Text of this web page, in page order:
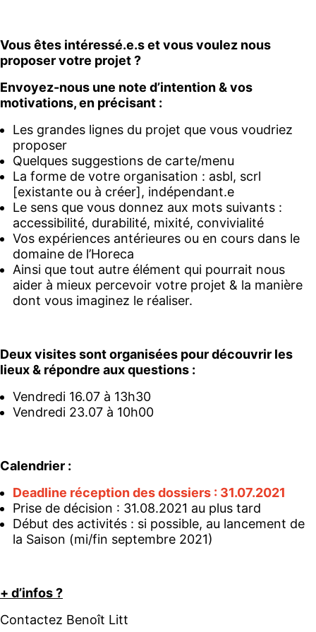
Vous êtes intéressé.e.s et vous voulez nous
proposer votre projet ?
Envoyez-nous une note d’intention & vos
motivations, en précisant :
Les grandes lignes du projet que vous voudriez
proposer
Quelques suggestions de carte/menu
La forme de votre organisation : asbl, scrl
[existante ou à créer], indépendant.e
Le sens que vous donnez aux mots suivants :
accessibilité, durabilité, mixité, convivialité
Vos expériences antérieures ou en cours dans le
domaine de l’Horeca
Ainsi que tout autre élément qui pourrait nous
aider à mieux percevoir votre projet & la manière
dont vous imaginez le réaliser.
Deux visites sont organisées pour découvrir les
lieux & répondre aux questions :
Vendredi 16.07 à 13h30
Vendredi 23.07 à 10h00
Calendrier :
Deadline réception des dossiers : 31.07.2021
Prise de décision : 31.08.2021 au plus tard
Début des activités : si possible, au lancement de
la Saison (mi/fin septembre 2021)
+ d’infos ?
Contactez Benoît Litt